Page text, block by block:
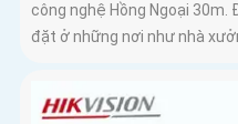
công nghệ Hồng Ngoại
đặt ở những nơi như nhà